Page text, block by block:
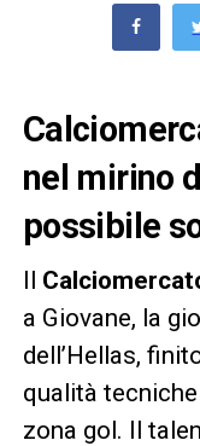
nel mirino
possibile
Il
a Giovane, la
dell’Hellas,
qualità
zona gol. Il